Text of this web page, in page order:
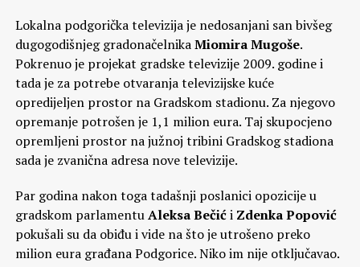
Lokalna podgorička televizija je nedosanjani san bivšeg
dugogodišnjeg gradonačelnikaMiomira Mugoše.
Pokrenuo je projekat gradske televizije 2009. godine i
tada je za potrebe otvaranja televizijske kuće
opredijeljen prostor na Gradskom stadionu. Za njegovo
opremanje potrošen je 1,1 milion eura. Taj skupocjeno
opremljeni prostor na južnoj tribini Gradskog stadiona
sada je zvanična adresa nove televizije.
Par godina nakon toga tadašnji poslanici opozicije u
gradskom parlamentuAleksa Bečići Zdenka Popović
pokušali su da obiđu i vide na što je utrošeno preko
milion eura građana Podgorice. Niko im nije otključavao.